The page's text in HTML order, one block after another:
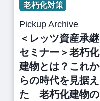
老朽化対策
Pickup Archive
＜レッツ資産承継
セミナー＞老朽化
建物とは？これか
らの時代を見据え
た 老朽化建物の